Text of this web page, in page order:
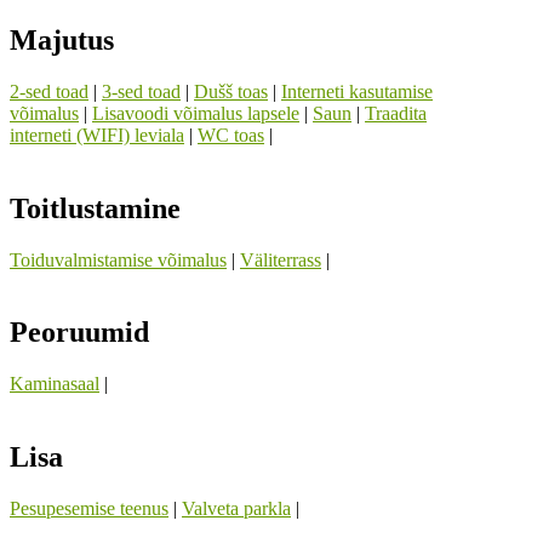
Majutus
2-sed toad | 3-sed toad | Dušš toas | Interneti kasutamise
võimalus | Lisavoodi võimalus lapsele | Saun | Traadita
interneti (WIFI) leviala | WC toas |
Toitlustamine
Toiduvalmistamise võimalus | Väliterrass |
Peoruumid
Kaminasaal |
Lisa
Pesupesemise teenus | Valveta parkla |